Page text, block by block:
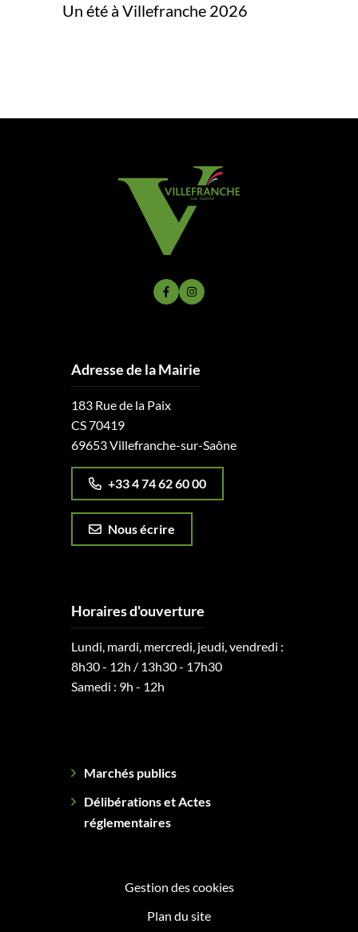
Un été à Villefranche 2026
Lien vers le compte Facebook
Lien vers le compte Instagram
Adresse de la Mairie
183 Rue de la Paix
CS 70419
69653 Villefranche-sur-Saône
+33 4 74 62 60 00
Nous écrire
Horaires d'ouverture
Lundi, mardi, mercredi, jeudi, vendredi :
8h30 - 12h / 13h30 - 17h30
Samedi : 9h - 12h
Marchés publics
Délibérations et Actes
réglementaires
Gestion des cookies
Plan du site